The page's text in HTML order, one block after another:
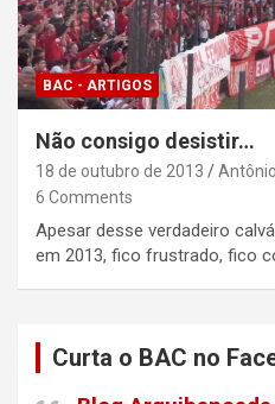
BAC - ARTIGOS
Não consigo desistir…
18 de outubro de 2013
6 Comments
Apesar desse verdadeiro
em 2013, fico frustrado, fico
Curta o BAC no